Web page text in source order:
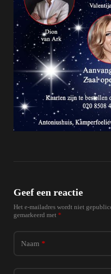
Geef een reactie
Het e-mailadres wordt niet
gemarkeerd met *
Naam *